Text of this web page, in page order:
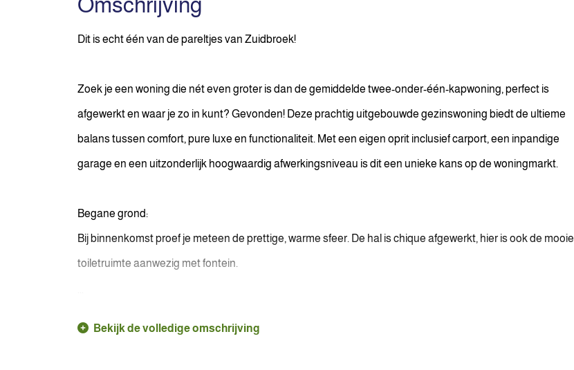
Dit is echt één van de pareltjes van Zuidbroek!
Zoek je een woning die nét even groter is dan de gemiddelde twee-onder-één-kapwoning, perfect is
afgewerkt en waar je zo in kunt? Gevonden! Deze prachtig uitgebouwde gezinswoning biedt de ultieme
balans tussen comfort, pure luxe en functionaliteit. Met een eigen oprit inclusief carport, een inpandige
garage en een uitzonderlijk hoogwaardig afwerkingsniveau is dit een unieke kans op de woningmarkt.
Begane grond:
Bij binnenkomst proef je meteen de prettige, warme sfeer. De hal is chique afgewerkt, hier is ook de mooie
toiletruimte aanwezig met fontein.
Bekijk de volledige omschrijving